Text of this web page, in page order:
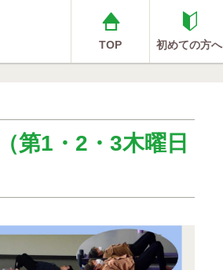
TOP 初めての方へ
第1・2・3木曜日